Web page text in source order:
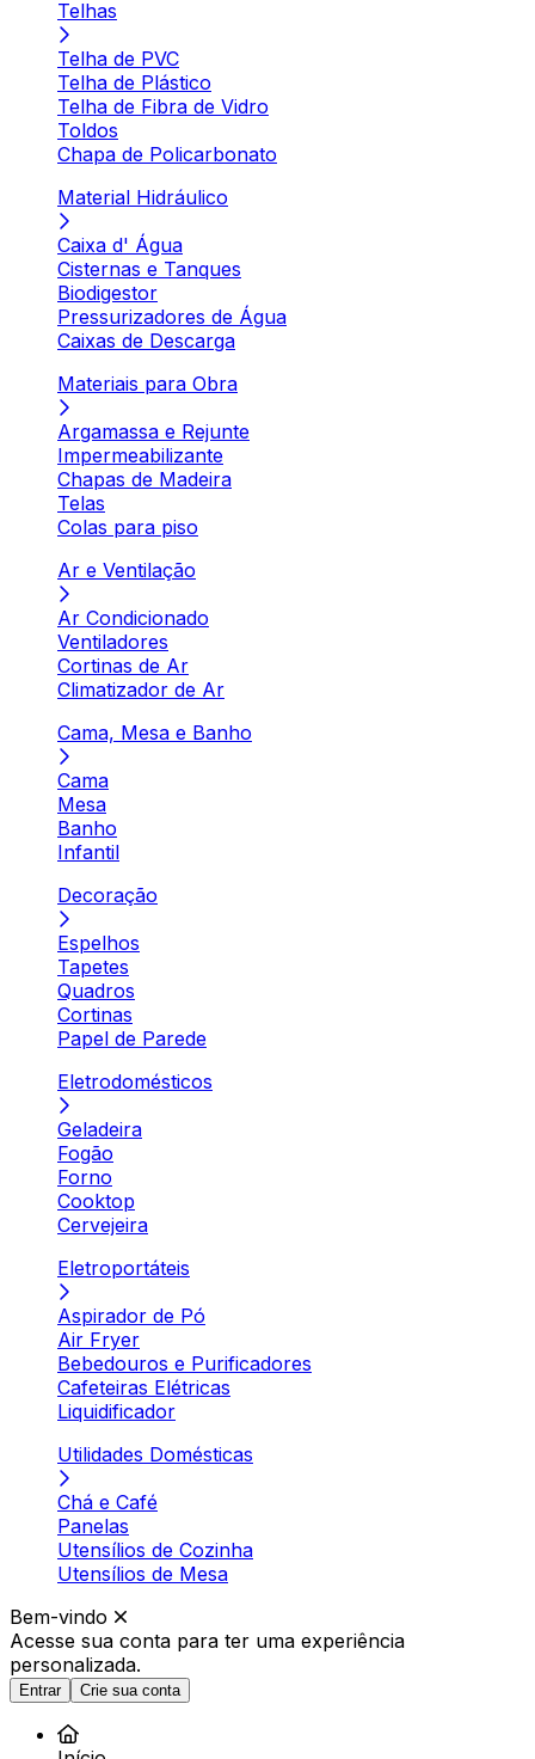
Telhas
Telha de PVC
Telha de Plástico
Telha de Fibra de Vidro
Toldos
Chapa de Policarbonato
Material Hidráulico
Caixa d' Água
Cisternas e Tanques
Biodigestor
Pressurizadores de Água
Caixas de Descarga
Materiais para Obra
Argamassa e Rejunte
Impermeabilizante
Chapas de Madeira
Telas
Colas para piso
Ar e Ventilação
Ar Condicionado
Ventiladores
Cortinas de Ar
Climatizador de Ar
Cama, Mesa e Banho
Cama
Mesa
Banho
Infantil
Decoração
Espelhos
Tapetes
Quadros
Cortinas
Papel de Parede
Eletrodomésticos
Geladeira
Fogão
Forno
Cooktop
Cervejeira
Eletroportáteis
Aspirador de Pó
Air Fryer
Bebedouros e Purificadores
Cafeteiras Elétricas
Liquidificador
Utilidades Domésticas
Chá e Café
Panelas
Utensílios de Cozinha
Utensílios de Mesa
Bem-vindo
Acesse sua conta para ter uma experiência
personalizada.
Entrar Crie sua conta